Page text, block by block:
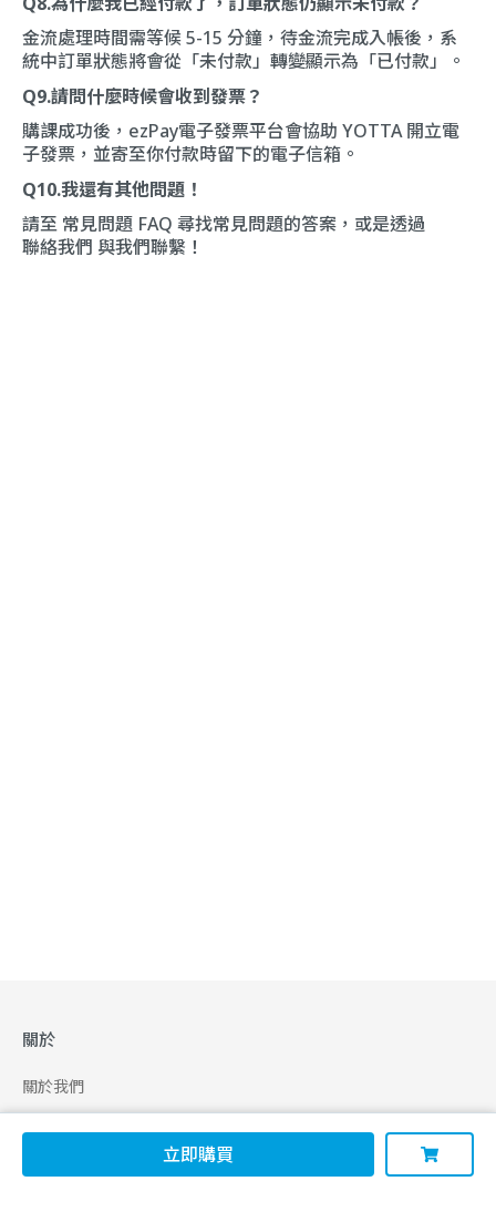
立即購買
金流處理時間需等候 5-15 分鐘，待金流完成入帳後，系
統中訂單狀態將會從「未付款」轉變顯示為「已付款」。
Q9.請問什麼時候會收到發票？
購課成功後，ezPay電子發票平台會協助 YOTTA 開立電
子發票，並寄至你付款時留下的電子信箱。
Q10.我還有其他問題！
請至 常見問題 FAQ 尋找常見問題的答案，或是透過
聯絡我們 與我們聯繫！
關於
關於我們
合作申請